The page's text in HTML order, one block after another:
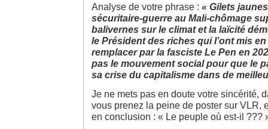
Analyse de votre phrase : « Gilets
sécuritaire-guerre au Mali-chômage
balivernes sur le climat et la laïcité
le Président des riches qui l’ont mis
remplacer par la fasciste Le Pen en
pas le mouvement social pour que le
sa crise du capitalisme dans de
Je ne mets pas en doute votre sincérité,
vous prenez la peine de poster sur VLR,
en conclusion : « Le peuple où est-il ???